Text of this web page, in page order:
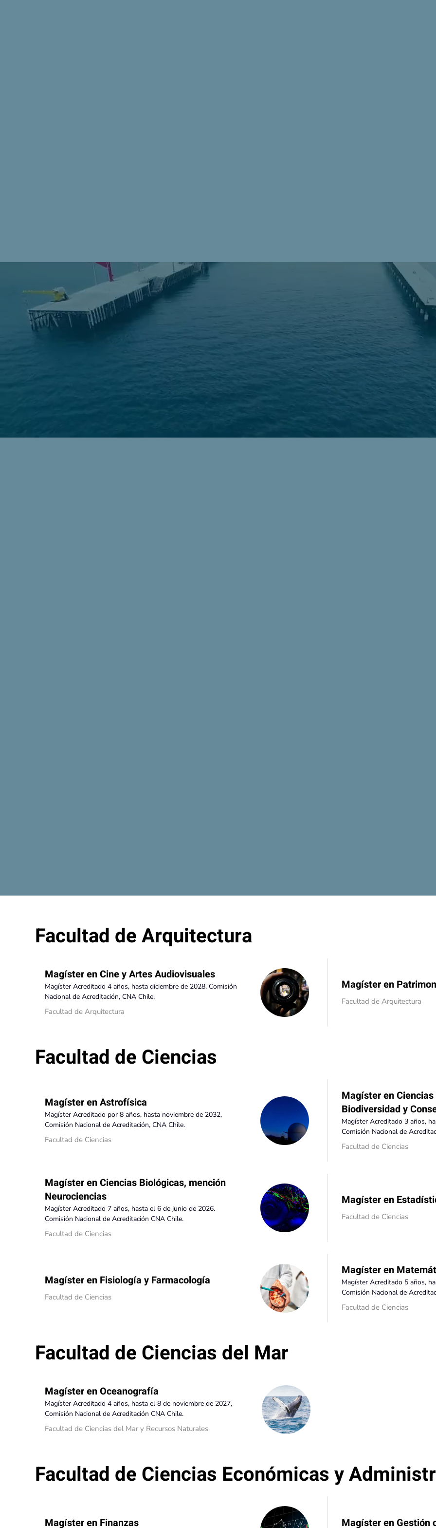
Facultad de Arquitectura
Magíster en Cine y Artes Audiovisuales
Magíster Acreditado 4 años, hasta diciembre de 2028. Comisión
Nacional de Acreditación, CNA Chile.
Facultad de Arquitectura
Magíster en
Facultad de Arquitectura
Facultad de Ciencias
Magíster en Astrofísica
Magíster Acreditado por 8 años, hasta noviembre de 2032,
Comisión Nacional de Acreditación, CNA Chile.
Facultad de Ciencias
Magíster en
Biodiversidad y
Magíster Acreditado 3 años,
Comisión Nacional de
Facultad de Ciencias
Magíster en Ciencias Biológicas, mención
Neurociencias
Magíster Acreditado 7 años, hasta el 6 de junio de 2026.
Comisión Nacional de Acreditación CNA Chile.
Facultad de Ciencias
Magíster en
Facultad de Ciencias
Magíster en Fisiología y Farmacología
Facultad de Ciencias
Magíster en
Magíster Acreditado 5 años,
Comisión Nacional de
Facultad de Ciencias
Facultad de Ciencias del Mar
Magíster en Oceanografía
Magíster Acreditado 4 años, hasta el 8 de noviembre de 2027,
Comisión Nacional de Acreditación CNA Chile.
Facultad de Ciencias del Mar y Recursos Naturales
Facultad de Ciencias Económicas y
Magíster en Finanzas Magíster en Gestión